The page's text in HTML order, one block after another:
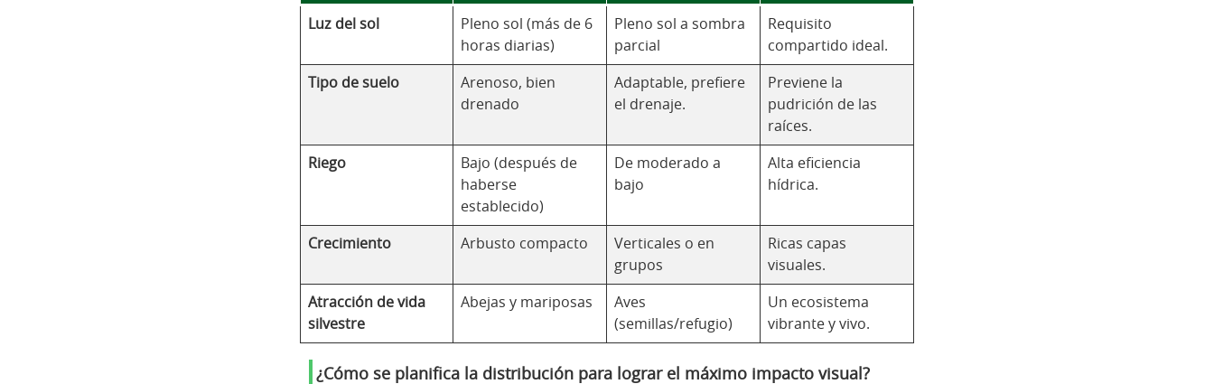
Luz del sol
Pleno sol (más de 6
horas diarias)
Pleno sol a sombra
parcial
Requisito
compartido ideal.
Tipo de suelo
Arenoso, bien
drenado
Adaptable, prefiere
el drenaje.
Previene la
pudrición de las
raíces.
Riego
Bajo (después de
haberse
establecido)
De moderado a
bajo
Alta eficiencia
hídrica.
Crecimiento Arbusto compacto
Verticales o en
grupos
Ricas capas
visuales.
Atracción de vida
silvestre
Abejas y mariposas
Aves
(semillas/refugio)
Un ecosistema
vibrante y vivo.
¿Cómo se planifica la distribución para lograr el máximo impacto visual?